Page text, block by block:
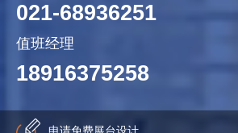
021-68936251
值班经理
18916375258